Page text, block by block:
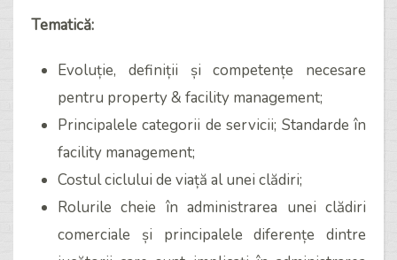
Tematică:
Evoluție, definiții și competențe necesare
pentru property & facility management;
Principalele categorii de servicii; Standarde în
facility management;
Costul ciclului de viață al unei clădiri;
Rolurile cheie în administrarea unei clădiri
comerciale și principalele diferențe dintre